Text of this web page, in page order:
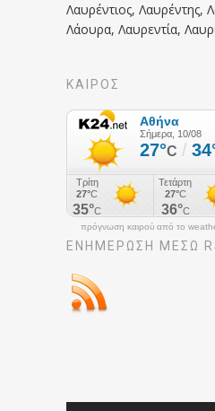
Λαυρέντιος, Λαυρέντης,
Λάουρα, Λαυρεντία,
ΚΑΙΡΟΣ
πρόγνωση καιρού από το
ΕΝΗΜΈΡΩΣΉ ΜΕΣΩ